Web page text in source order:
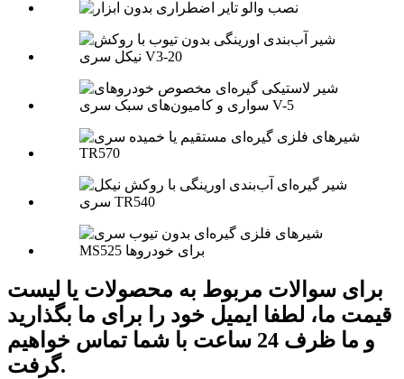
برای سوالات مربوط به محصولات یا لیست
قیمت ما، لطفا ایمیل خود را برای ما بگذارید
و ما ظرف 24 ساعت با شما تماس خواهیم
گرفت.